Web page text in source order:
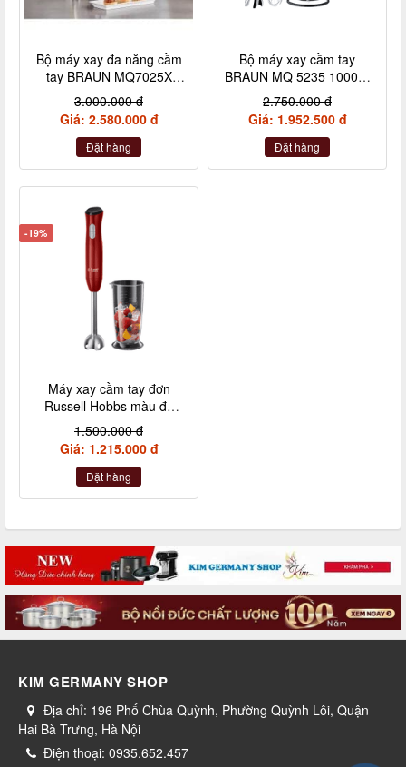
Bộ máy xay đa năng cầm
tay BRAUN MQ7025X
1000W màu đen
3.000.000 đ
Giá: 2.580.000 đ
Đặt hàng
Bộ máy xay cầm tay
BRAUN MQ 5235 1000W
4 chi tiết màu trắng
2.750.000 đ
Giá: 1.952.500 đ
Đặt hàng
-19%
Máy xay cầm tay đơn
Russell Hobbs màu đỏ
kèm 1 cốc
1.500.000 đ
Giá: 1.215.000 đ
Đặt hàng
KIM GERMANY SHOP
Địa chỉ: 196 Phố Chùa Quỳnh, Phường Quỳnh Lôi, Quận
Hai Bà Trưng, Hà Nội
Điện thoại: 0935.652.457